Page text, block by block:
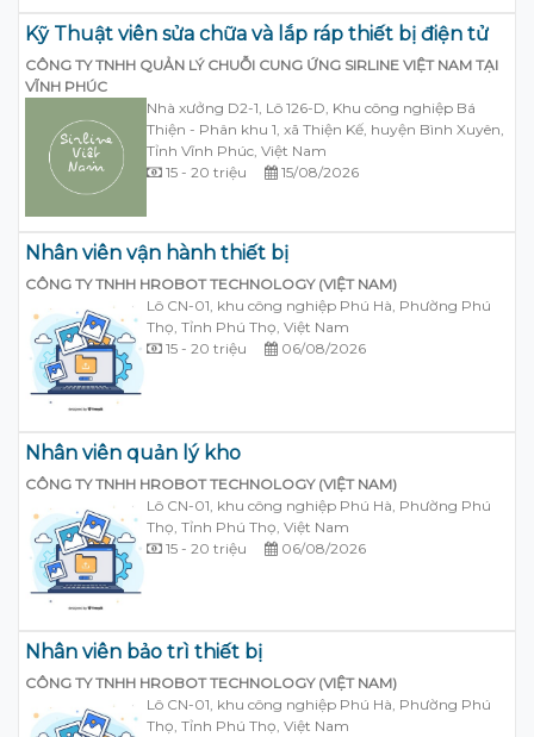
Kỹ Thuật viên sửa chữa và lắp ráp thiết bị điện tử
CÔNG TY TNHH QUẢN LÝ CHUỖI CUNG ỨNG SIRLINE VIỆT NAM TẠI
VĨNH PHÚC
Nhà xưởng D2-1, Lô 126-D, Khu công nghiệp Bá
Thiện - Phân khu 1, xã Thiện Kế, huyện Bình Xuyên,
Tỉnh Vĩnh Phúc, Việt Nam
15 - 20 triệu
15/08/2026
Nhân viên vận hành thiết bị
CÔNG TY TNHH HROBOT TECHNOLOGY (VIỆT NAM)
Lô CN-01, khu công nghiệp Phú Hà, Phường Phú
Thọ, Tỉnh Phú Thọ, Việt Nam
15 - 20 triệu
06/08/2026
Nhân viên quản lý kho
CÔNG TY TNHH HROBOT TECHNOLOGY (VIỆT NAM)
Lô CN-01, khu công nghiệp Phú Hà, Phường Phú
Thọ, Tỉnh Phú Thọ, Việt Nam
15 - 20 triệu
06/08/2026
Nhân viên bảo trì thiết bị
CÔNG TY TNHH HROBOT TECHNOLOGY (VIỆT NAM)
Lô CN-01, khu công nghiệp Phú Hà, Phường Phú
Thọ, Tỉnh Phú Thọ, Việt Nam